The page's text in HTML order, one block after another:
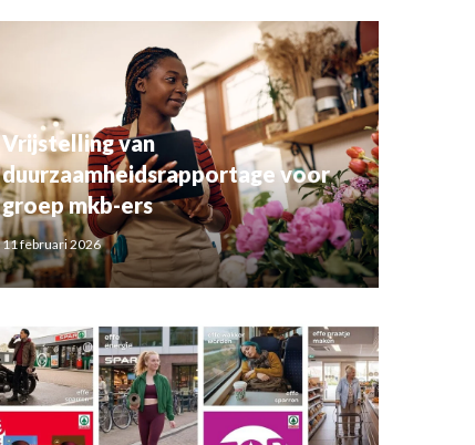
Vrijstelling van
duurzaamheidsrapportage voor
groep mkb-ers
11 februari 2026